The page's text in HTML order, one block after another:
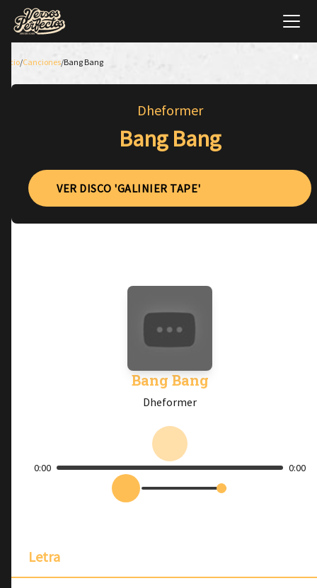
Inicio/Canciones/Bang Bang
Dheformer
Bang Bang
VER DISCO 'GALINIER TAPE'
Bang Bang
Dheformer
0:00 0:00
Letra